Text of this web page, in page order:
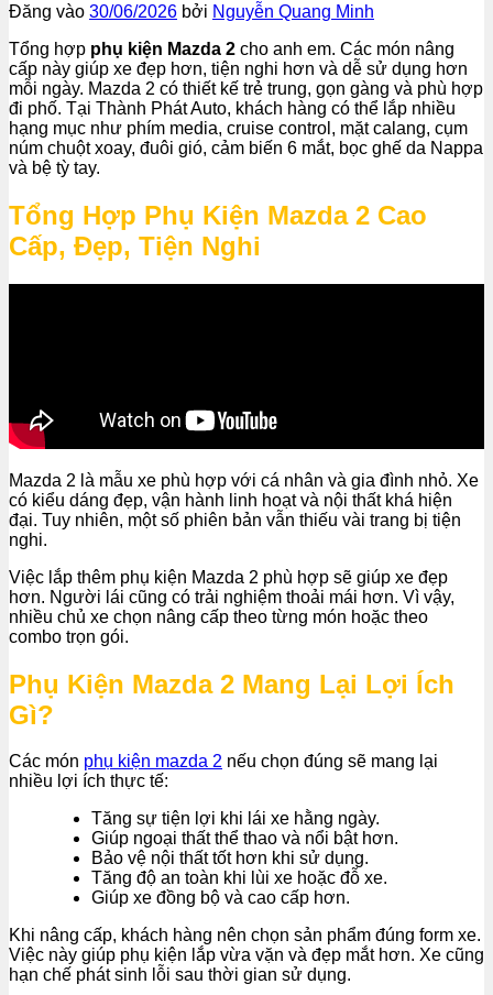
Đăng vào 30/06/2026 bởi Nguyễn Quang Minh
Tổng hợp phụ kiện Mazda 2 cho anh em. Các món nâng
cấp này giúp xe đẹp hơn, tiện nghi hơn và dễ sử dụng hơn
mỗi ngày. Mazda 2 có thiết kế trẻ trung, gọn gàng và phù hợp
đi phố. Tại Thành Phát Auto, khách hàng có thể lắp nhiều
hạng mục như phím media, cruise control, mặt calang, cụm
núm chuột xoay, đuôi gió, cảm biến 6 mắt, bọc ghế da Nappa
và bệ tỳ tay.
Tổng Hợp Phụ Kiện Mazda 2 Cao
Cấp, Đẹp, Tiện Nghi
Mazda 2 là mẫu xe phù hợp với cá nhân và gia đình nhỏ. Xe
có kiểu dáng đẹp, vận hành linh hoạt và nội thất khá hiện
đại. Tuy nhiên, một số phiên bản vẫn thiếu vài trang bị tiện
nghi.
Việc lắp thêm phụ kiện Mazda 2 phù hợp sẽ giúp xe đẹp
hơn. Người lái cũng có trải nghiệm thoải mái hơn. Vì vậy,
nhiều chủ xe chọn nâng cấp theo từng món hoặc theo
combo trọn gói.
Phụ Kiện Mazda 2 Mang Lại Lợi Ích
Gì?
Các món phụ kiện mazda 2 nếu chọn đúng sẽ mang lại
nhiều lợi ích thực tế:
Tăng sự tiện lợi khi lái xe hằng ngày.
Giúp ngoại thất thể thao và nổi bật hơn.
Bảo vệ nội thất tốt hơn khi sử dụng.
Tăng độ an toàn khi lùi xe hoặc đỗ xe.
Giúp xe đồng bộ và cao cấp hơn.
Khi nâng cấp, khách hàng nên chọn sản phẩm đúng form xe.
Việc này giúp phụ kiện lắp vừa vặn và đẹp mắt hơn. Xe cũng
hạn chế phát sinh lỗi sau thời gian sử dụng.